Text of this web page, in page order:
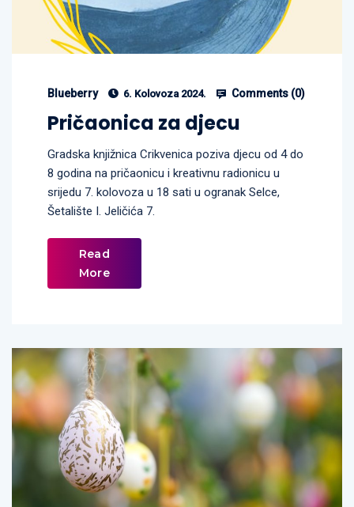
Blueberry 6. Kolovoza 2024. Comments (0)
Pričaonica za djecu
Gradska knjižnica Crikvenica poziva djecu od 4 do
8 godina na pričaonicu i kreativnu radionicu u
srijedu 7. kolovoza u 18 sati u ogranak Selce,
Šetalište I. Jeličića 7.
Read
More